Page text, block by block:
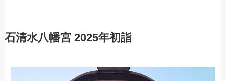
石清水八幡宮 2025年初詣